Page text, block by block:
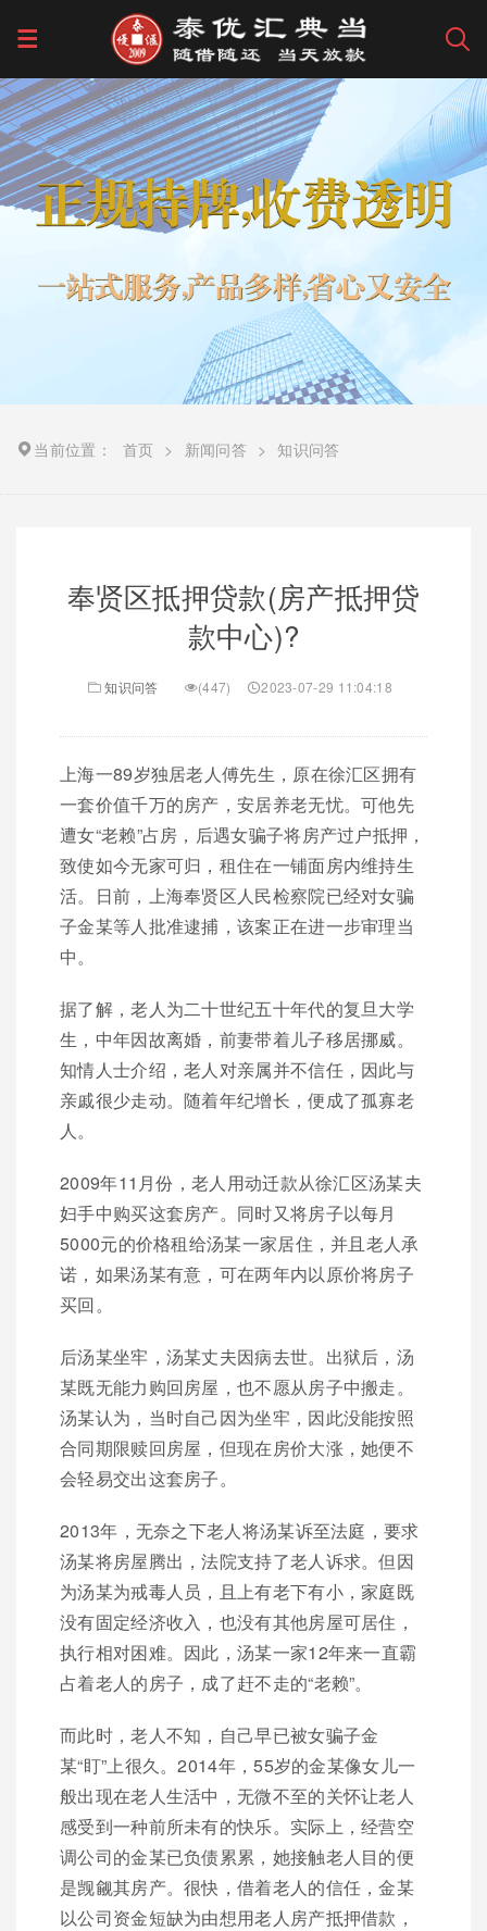
当前位置： 首页 > 新闻问答 > 知识问答
奉贤区抵押贷款(房产抵押贷
款中心)?
知识问答 (447) 2023-07-29 11:04:18
上海一89岁独居老人傅先生，原在徐汇区拥有
一套价值千万的房产，安居养老无忧。可他先
遭女“老赖”占房，后遇女骗子将房产过户抵押，
致使如今无家可归，租住在一铺面房内维持生
活。日前，上海奉贤区人民检察院已经对女骗
子金某等人批准逮捕，该案正在进一步审理当
中。
据了解，老人为二十世纪五十年代的复旦大学
生，中年因故离婚，前妻带着儿子移居挪威。
知情人士介绍，老人对亲属并不信任，因此与
亲戚很少走动。随着年纪增长，便成了孤寡老
人。
2009年11月份，老人用动迁款从徐汇区汤某夫
妇手中购买这套房产。同时又将房子以每月
5000元的价格租给汤某一家居住，并且老人承
诺，如果汤某有意，可在两年内以原价将房子
买回。
后汤某坐牢，汤某丈夫因病去世。出狱后，汤
某既无能力购回房屋，也不愿从房子中搬走。
汤某认为，当时自己因为坐牢，因此没能按照
合同期限赎回房屋，但现在房价大涨，她便不
会轻易交出这套房子。
2013年，无奈之下老人将汤某诉至法庭，要求
汤某将房屋腾出，法院支持了老人诉求。但因
为汤某为戒毒人员，且上有老下有小，家庭既
没有固定经济收入，也没有其他房屋可居住，
执行相对困难。因此，汤某一家12年来一直霸
占着老人的房子，成了赶不走的“老赖”。
而此时，老人不知，自己早已被女骗子金
某“盯”上很久。2014年，55岁的金某像女儿一
般出现在老人生活中，无微不至的关怀让老人
感受到一种前所未有的快乐。实际上，经营空
调公司的金某已负债累累，她接触老人目的便
是觊觎其房产。很快，借着老人的信任，金某
以公司资金短缺为由想用老人房产抵押借款，